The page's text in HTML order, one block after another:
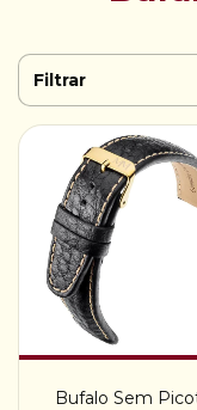
Filtrar
Bufalo Sem